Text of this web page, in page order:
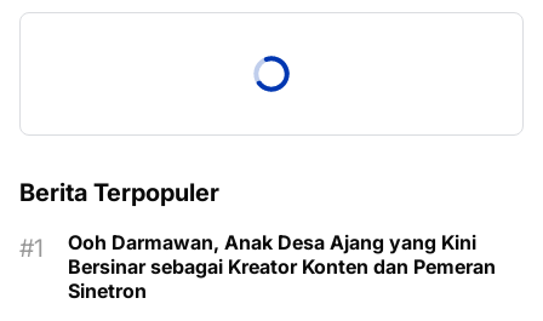
Berita Terpopuler
Ooh Darmawan, Anak Desa Ajang yang Kini
Bersinar sebagai Kreator Konten dan Pemeran
Sinetron